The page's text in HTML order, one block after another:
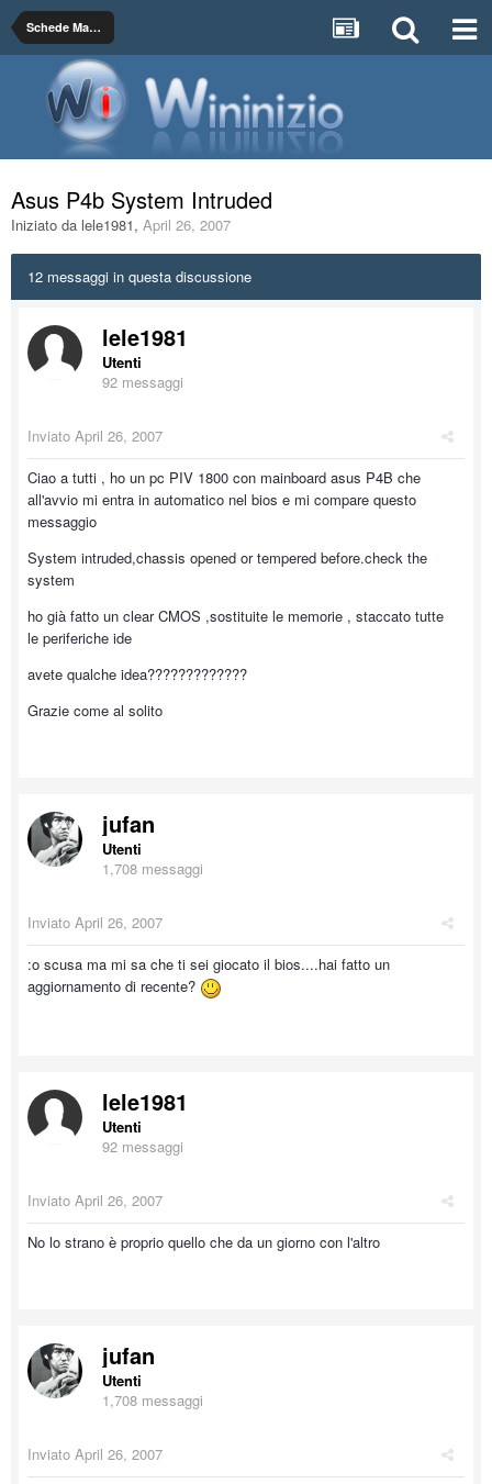
Schede Madri, Chipset e RAM
Asus P4b System Intruded
Iniziato da lele1981, April 26, 2007
12 messaggi in questa discussione
lele1981
Utenti
92 messaggi
Inviato April 26, 2007
Ciao a tutti , ho un pc PIV 1800 con mainboard asus P4B che
all'avvio mi entra in automatico nel bios e mi compare questo
messaggio
System intruded,chassis opened or tempered before.check the
system
ho già fatto un clear CMOS ,sostituite le memorie , staccato tutte
le periferiche ide
avete qualche idea?????????????
Grazie come al solito
jufan
Utenti
1,708 messaggi
Inviato April 26, 2007
:o scusa ma mi sa che ti sei giocato il bios....hai fatto un
aggiornamento di recente?
lele1981
Utenti
92 messaggi
Inviato April 26, 2007
No lo strano è proprio quello che da un giorno con l'altro
jufan
Utenti
1,708 messaggi
Inviato April 26, 2007